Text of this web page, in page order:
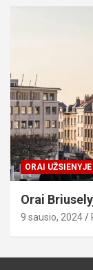
ORAI UŽSIENYJE
Orai
9 sausio, 2024